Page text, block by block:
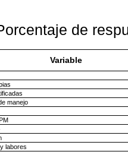
de
Variable
manejo
labores